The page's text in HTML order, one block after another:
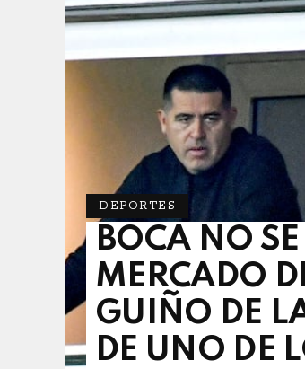
DEPORTES
BOCA NO
MERCADO
GUIÑO DE
DE UNO DE